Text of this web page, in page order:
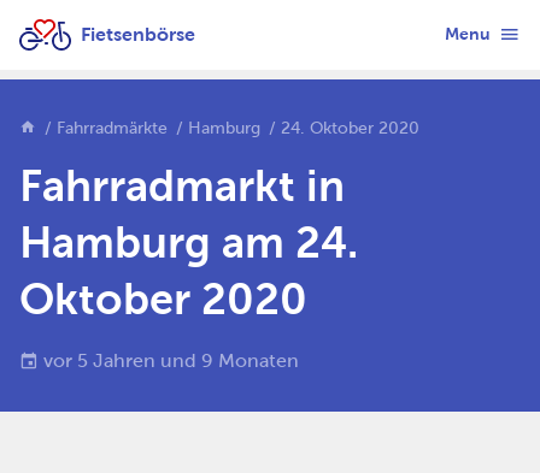
Fietsenbörse Menu
Fahrradmärkte Hamburg 24. Oktober 2020
Fahrradmarkt in
Hamburg am 24.
Oktober 2020
vor 5 Jahren und 9 Monaten